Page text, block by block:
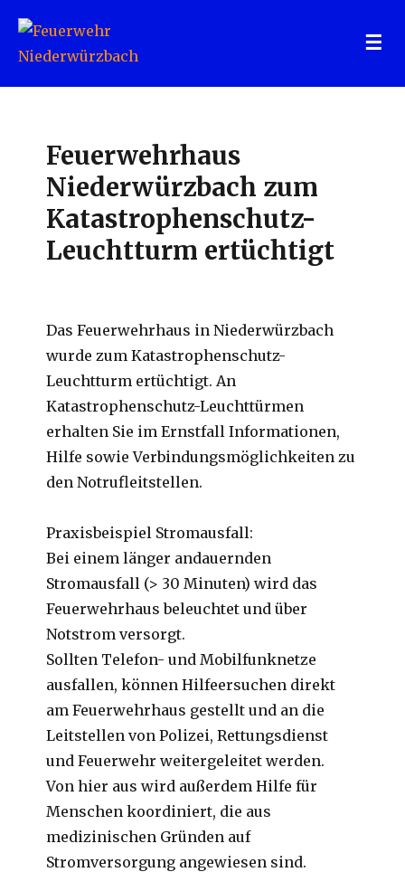
Feuerwehr Niederwürzbach
Feuerwehrhaus
Niederwürzbach zum
Katastrophenschutz-
Leuchtturm ertüchtigt
Das Feuerwehrhaus in Niederwürzbach
wurde zum Katastrophenschutz-
Leuchtturm ertüchtigt. An
Katastrophenschutz-Leuchttürmen
erhalten Sie im Ernstfall Informationen,
Hilfe sowie Verbindungsmöglichkeiten zu
den Notrufleitstellen.
Praxisbeispiel Stromausfall:
Bei einem länger andauernden
Stromausfall (> 30 Minuten) wird das
Feuerwehrhaus beleuchtet und über
Notstrom versorgt.
Sollten Telefon- und Mobilfunknetze
ausfallen, können Hilfeersuchen direkt
am Feuerwehrhaus gestellt und an die
Leitstellen von Polizei, Rettungsdienst
und Feuerwehr weitergeleitet werden.
Von hier aus wird außerdem Hilfe für
Menschen koordiniert, die aus
medizinischen Gründen auf
Stromversorgung angewiesen sind.